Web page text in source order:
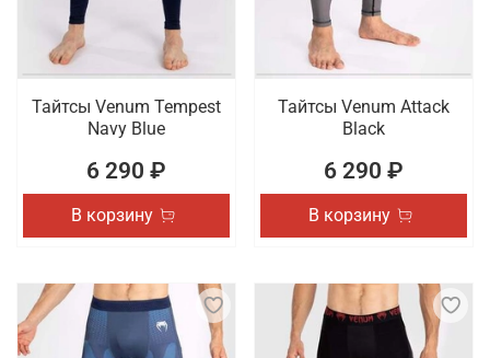
Тайтсы Venum Tempest
Navy Blue
6 290 ₽
В корзину
Тайтсы Venum Attack
Black
6 290 ₽
В корзину